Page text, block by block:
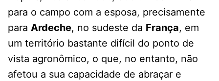
para o campo com a esposa, precisamente
para Ardeche, no sudeste da França, em
um território bastante difícil do ponto de
vista agronômico, o que, no entanto, não
afetou a sua capacidade de abraçar e